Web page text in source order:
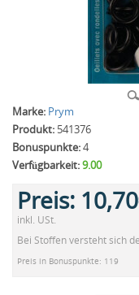
Marke: Prym
Produkt: 541376
Bonuspunkte:4
Verfügbarkeit:9.00
Preis:
inkl. USt.
Bei Stoffen versteht sich
Preis in Bonuspunkte: 119